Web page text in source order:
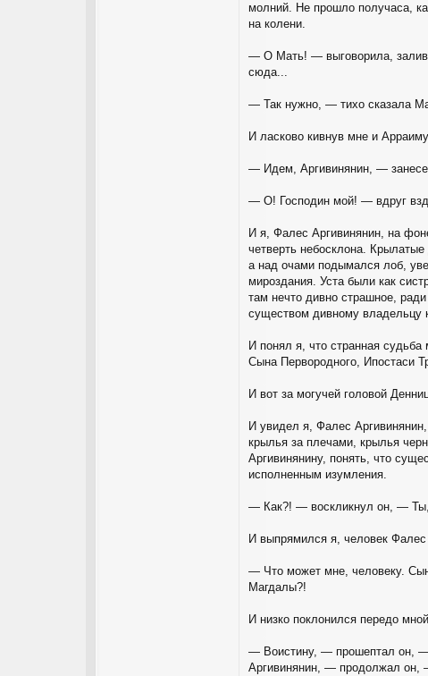
молний. Не прошло получаса,
на колени.
— О Мать! — выговорила,
сюда...
— Так нужно, — тихо сказала
И ласково кивнув мне и
— Идем, Аргивинянин, —
— О! Господин мой! — вдруг
И я, Фалес Аргивинянин, на
четверть небосклона.
а над очами подымался лоб,
мироздания. Уста были как
там нечто дивно страшное,
существом дивному владельцу
И понял я, что странная
Сына Первородного, Ипостаси
И вот за могучей головой
И увидел я, Фалес
крылья за плечами, крылья
Аргивинянину, понять, что
исполненным изумления.
— Как?! — воскликнул он, — Ты,
И выпрямился я, человек
— Что может мне, человеку.
Магдалы?!
И низко поклонился передо
— Воистину, — прошептал он, —
Аргивинянин, — продолжал он,